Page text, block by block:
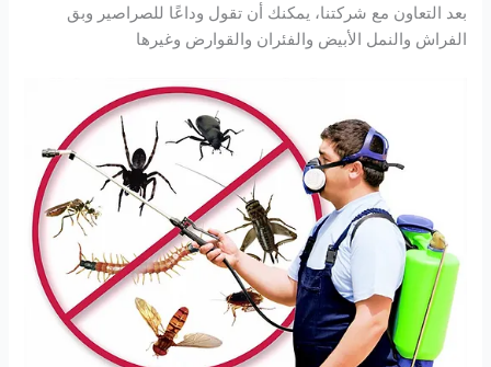
بعد التعاون مع شركتنا، يمكنك أن تقول وداعًا للصراصير وبق
الفراش والنمل الأبيض والفئران والقوارض وغيرها